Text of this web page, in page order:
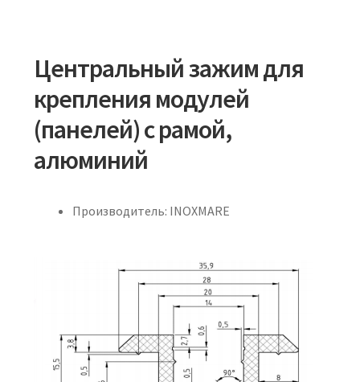
Центральный зажим для
крепления модулей
(панелей) с рамой,
алюминий
Производитель: INOXMARE